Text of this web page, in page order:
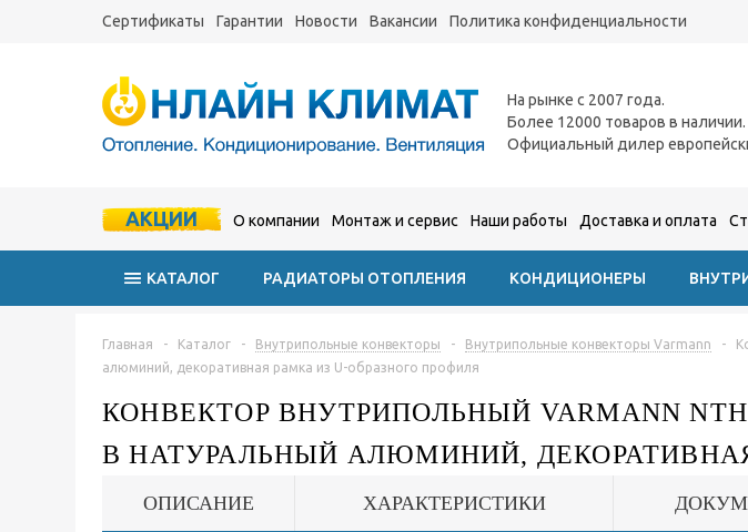
Сертификаты Гарантии Новости Вакансии Политика конфиденциальности
На рынке с 2007 года.
Более 12000 товаров в наличии.
Официальный дилер
АКЦИИ О компании Монтаж и сервис Наши работы Доставка и оплата
КАТАЛОГ РАДИАТОРЫ ОТОПЛЕНИЯ КОНДИЦИОНЕРЫ
Главная - Каталог - Внутрипольные конвекторы - Внутрипольные конвекторы Varmann -
алюминий, декоративная рамка из U-образного профиля
КОНВЕКТОР ВНУТРИПОЛЬНЫЙ VARMANN
В НАТУРАЛЬНЫЙ АЛЮМИНИЙ,
ОПИСАНИЕ ХАРАКТЕРИСТИКИ